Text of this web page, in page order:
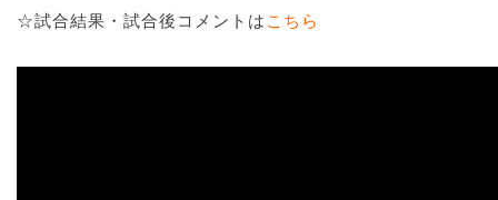
☆試合結果・試合後コメントは こちら